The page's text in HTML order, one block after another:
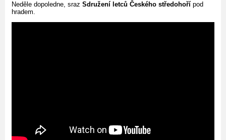
Neděle dopoledne, sraz Sdružení letců Českého středohoří pod
hradem.